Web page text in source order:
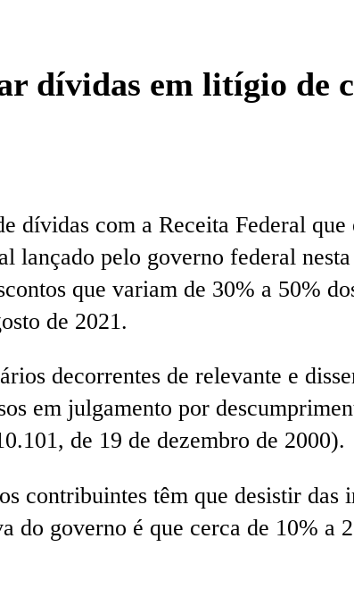
dívidas em litígio de
dívidas com a Receita Federal
pelo governo federal nesta
que variam de 30% a 50%
de 2021.
decorrentes de relevante e
em julgamento por
de 19 de dezembro de 2000).
contribuintes têm que desistir das
do governo é que cerca de 10% a